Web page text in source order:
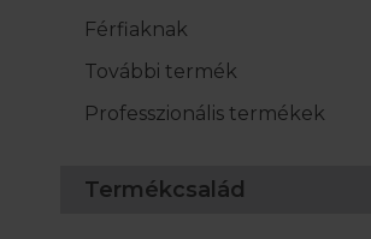
Férfiaknak
További termék
Professzionális termékek
Termékcsalád